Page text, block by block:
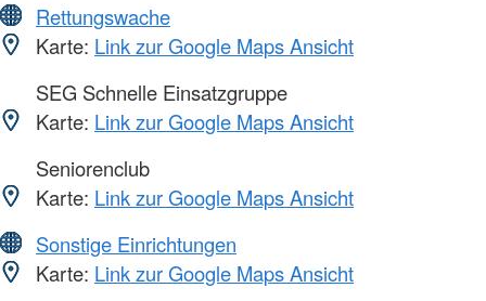
Rettungswache
Karte: Link zur Google Maps Ansicht
SEG Schnelle Einsatzgruppe
Karte: Link zur Google Maps Ansicht
Seniorenclub
Karte: Link zur Google Maps Ansicht
Sonstige Einrichtungen
Karte: Link zur Google Maps Ansicht